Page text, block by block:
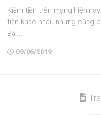
Kiếm tiền trên mạng hiện
tiền khác nhau nhưng cũng
Bài...
09/06/2019